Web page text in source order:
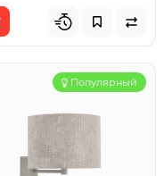
Популярный